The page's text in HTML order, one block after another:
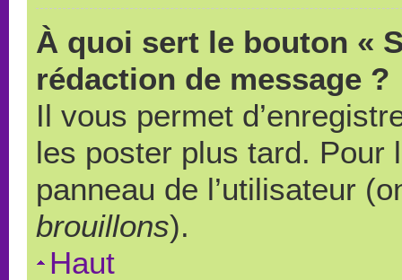
À quoi sert le bouton «
rédaction de message ?
Il vous permet
les poster plus tard. Pour
panneau de l’utilisateur
brouillons).
Haut